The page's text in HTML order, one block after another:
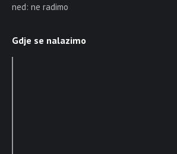
ned: ne radimo
Gdje se nalazimo